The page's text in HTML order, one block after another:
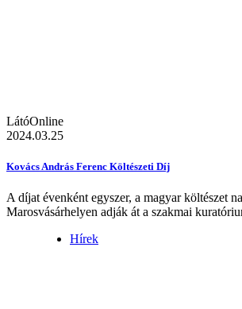
LátóOnline
2024.03.25
Kovács András Ferenc Költészeti Díj
A díjat évenként egyszer, a magyar költészet
Marosvásárhelyen adják át a szakmai
Hírek